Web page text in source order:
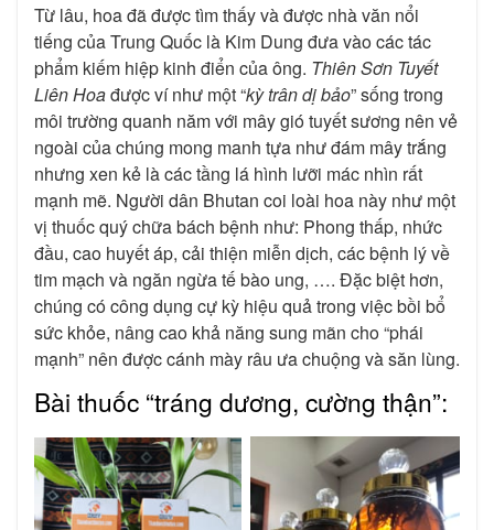
Từ lâu, hoa đã được tìm thấy và được nhà văn nổi
tiếng của Trung Quốc là Kim Dung đưa vào các tác
phẩm kiếm hiệp kinh điển của ông. Thiên Sơn Tuyết
Liên Hoađược ví như một “kỳ trân dị bảo” sống trong
môi trường quanh năm với mây gió tuyết sương nên vẻ
ngoài của chúng mong manh tựa như đám mây trắng
nhưng xen kẻ là các tầng lá hình lưỡi mác nhìn rất
mạnh mẽ. Người dân Bhutan coi loài hoa này như một
vị thuốc quý chữa bách bệnh như: Phong thấp, nhức
đầu, cao huyết áp, cải thiện miễn dịch, các bệnh lý về
tim mạch và ngăn ngừa tế bào ung, …. Đặc biệt hơn,
chúng có công dụng cự kỳ hiệu quả trong việc bồi bổ
sức khỏe, nâng cao khả năng sung mãn cho “phái
mạnh” nên được cánh mày râu ưa chuộng và săn lùng.
Bài thuốc “tráng dương, cường thận”: